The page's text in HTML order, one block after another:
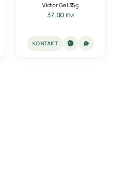
Victor Gel 35g
37,00KM
KONTAKT